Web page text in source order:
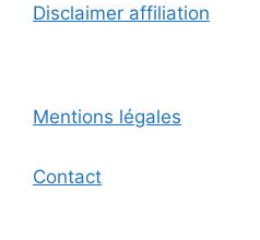
Disclaimer affiliation
Mentions légales
Contact